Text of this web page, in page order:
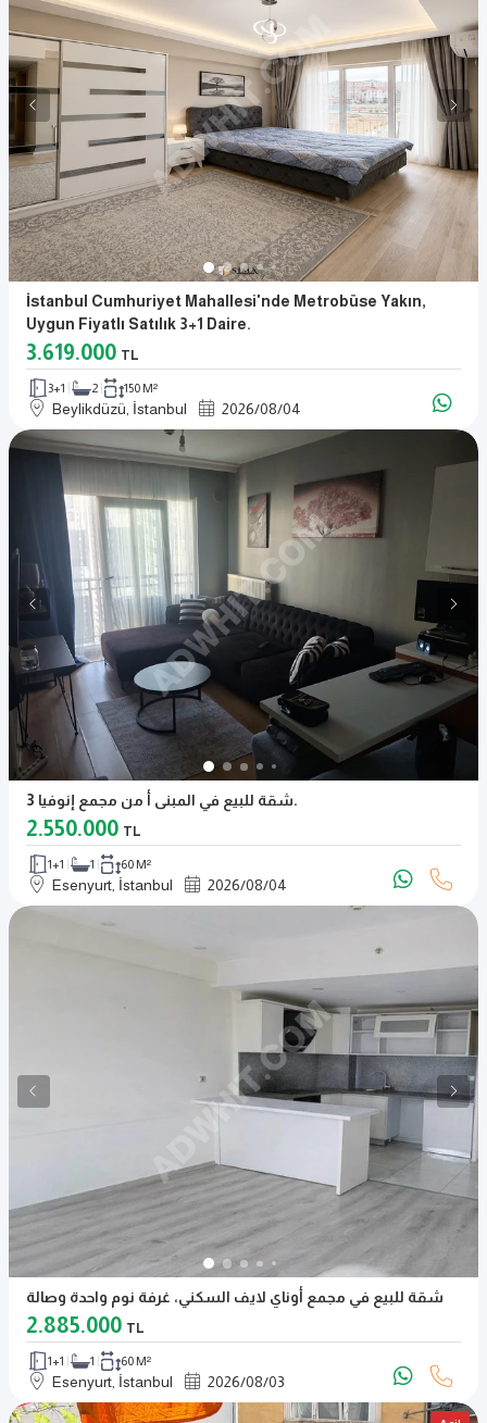
İstanbul Cumhuriyet Mahallesi'nde Metrobüse Yakın,
Uygun Fiyatlı Satılık 3+1 Daire.
3.619.000 TL
3+1 2 150 M²
Beylikdüzü, İstanbul 2026/08/04
شقة للبيع في المبنى أ من مجمع إنوفيا 3.
2.550.000 TL
1+1 1 60 M²
Esenyurt, İstanbul 2026/08/04
شقة للبيع في مجمع أوناي لايف السكني، غرفة نوم واحدة وصالة
2.885.000 TL
1+1 1 60 M²
Esenyurt, İstanbul 2026/08/03